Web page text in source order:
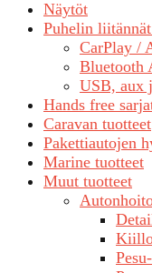
Näytöt
Puhelin
CarPlay /
Bluetooth
USB, aux
Hands free
Caravan tuotteet
Pakettiautojen
Marine tuotteet
Muut tuotteet